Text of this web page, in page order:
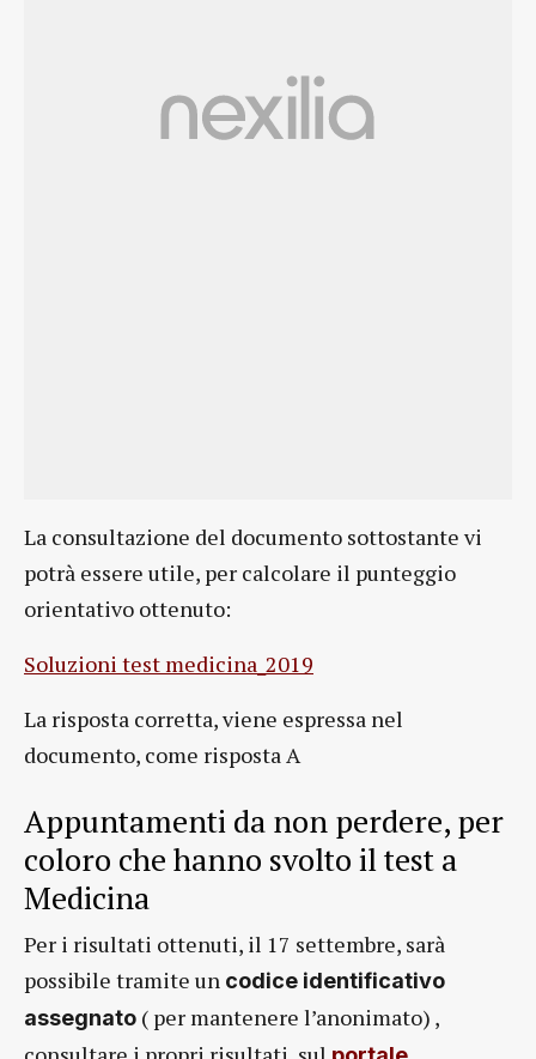
La consultazione del documento sottostante vi
potrà essere utile, per calcolare il punteggio
orientativo ottenuto:
Soluzioni test medicina_2019
La risposta corretta, viene espressa nel
documento, come risposta A
Appuntamenti da non perdere, per
coloro che hanno svolto il test a
Medicina
Per i risultati ottenuti, il 17 settembre, sarà
possibile tramite un codice identificativo
assegnato ( per mantenere l’anonimato) ,